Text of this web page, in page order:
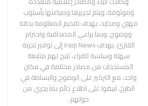
وموثوقة، ويتم تحريرها وصياغتها بأسلوب
مهني ومحايد، بهدف تقديم المعلومة بدقة
ووضوح، وبما يراعي المصداقية واحترام
القارئ. يهدف Iraqi News إلى توفير تجربة
سهلة وسلسة للقراء، تتيح لهم متابعة
المستجدات من مصادر مختلفة في مكان
واحد، مع التركيز على الوضوح والبساطة في
الطرح، ليبقوا على اطلاع دائم بما يجري من
حولهم.